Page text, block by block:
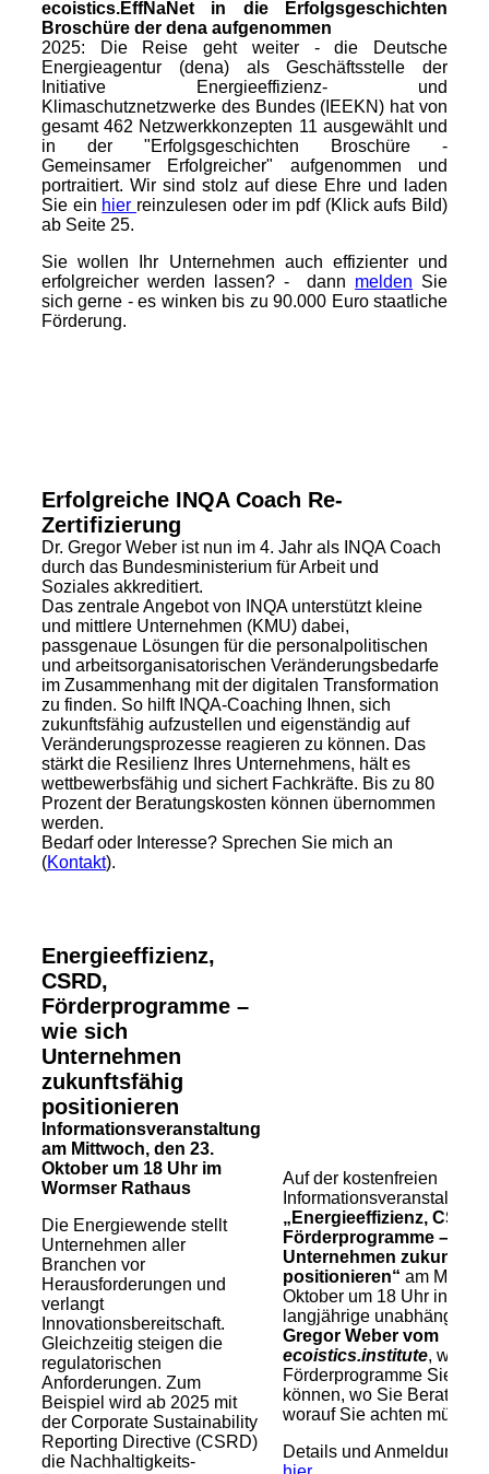
ecoistics.EffNaNet in die Erfolgsgeschichten
Broschüre der dena aufgenommen
2025: Die Reise geht weiter - die Deutsche
Energieagentur (dena) als Geschäftsstelle der
Initiative Energieeffizienz- und
Klimaschutznetzwerke des Bundes (IEEKN) hat von
gesamt 462 Netzwerkkonzepten 11 ausgewählt und
in der "Erfolgsgeschichten Broschüre -
Gemeinsamer Erfolgreicher" aufgenommen und
portraitiert. Wir sind stolz auf diese Ehre und laden
Sie ein hier reinzulesen oder im pdf (Klick aufs Bild)
ab Seite 25.
Sie wollen Ihr Unternehmen auch effizienter und
erfolgreicher werden lassen? - dann melden Sie
sich gerne - es winken bis zu 90.000 Euro staatliche
Förderung.
Erfolgreiche INQA Coach Re-
Zertifizierung
Dr. Gregor Weber ist nun im 4. Jahr als INQA Coach
durch das Bundesministerium für Arbeit und
Soziales akkreditiert.
Das zentrale Angebot von INQA unterstützt kleine
und mittlere Unternehmen (KMU) dabei,
passgenaue Lösungen für die personalpolitischen
und arbeitsorganisatorischen Veränderungsbedarfe
im Zusammenhang mit der digitalen Transformation
zu finden. So hilft INQA-Coaching Ihnen, sich
zukunftsfähig aufzustellen und eigenständig auf
Veränderungsprozesse reagieren zu können. Das
stärkt die Resilienz Ihres Unternehmens, hält es
wettbewerbsfähig und sichert Fachkräfte. Bis zu 80
Prozent der Beratungskosten können übernommen
werden.
Bedarf oder Interesse? Sprechen Sie mich an
(Kontakt).
Energieeffizienz,
CSRD,
Förderprogramme –
wie sich
Unternehmen
zukunftsfähig
positionieren
Informationsveranstaltung
am Mittwoch, den 23.
Oktober um 18 Uhr im
Wormser Rathaus
Die Energiewende stellt
Unternehmen aller
Branchen vor
Herausforderungen und
verlangt
Innovationsbereitschaft.
Gleichzeitig steigen die
regulatorischen
Anforderungen. Zum
Beispiel wird ab 2025 mit
der Corporate Sustainability
Reporting Directive (CSRD)
die Nachhaltigkeits-
Auf der kostenfreien
Informationsveranstaltung
„Energieeffizienz, CSRD,
Förderprogramme – wie
Unternehmen
positionieren“ am
Oktober um 18 Uhr
langjährige unabhängige
Gregor Weber vom
ecoistics.institute,
Förderprogramme Sie
können, wo Sie Beratung
worauf Sie achten
Details und Anmeldung